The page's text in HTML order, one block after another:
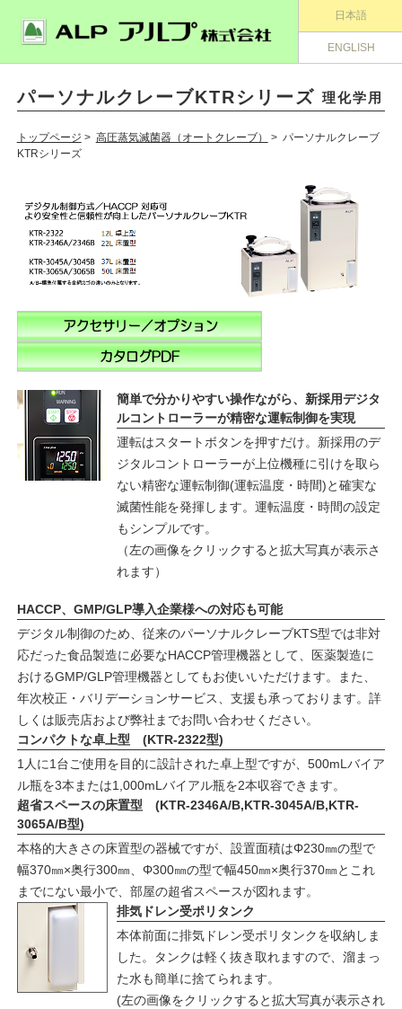
日本語
ENGLISH
パーソナルクレーブKTRシリーズ 理化学用
トップページ > 高圧蒸気滅菌器（オートクレーブ）
> パーソナルクレーブ
KTRシリーズ
簡単で分かりやすい操作ながら、新採用デジタ
ルコントローラーが精密な運転制御を実現
運転はスタートボタンを押すだけ。新採用のデ
ジタルコントローラーが上位機種に引けを取ら
ない精密な運転制御(運転温度・時間)と確実な
滅菌性能を発揮します。運転温度・時間の設定
もシンプルです。
（左の画像をクリックすると拡大写真が表示さ
れます）
HACCP、GMP/GLP導入企業様への対応も可能
デジタル制御のため、従来のパーソナルクレーブKTS型では非対
応だった食品製造に必要なHACCP管理機器として、医薬製造に
おけるGMP/GLP管理機器としてもお使いいただけます。また、
年次校正・バリデーションサービス、支援も承っております。詳
しくは販売店および弊社までお問い合わせください。
コンパクトな卓上型 (KTR-2322型)
1人に1台ご使用を目的に設計された卓上型ですが、500mLバイア
ル瓶を3本または1,000mLバイアル瓶を2本収容できます。
超省スペースの床置型 (KTR-2346A/B,KTR-3045A/B,KTR-
3065A/B型)
本格的大きさの床置型の器械ですが、設置面積はΦ230㎜の型で
幅370㎜×奥行300㎜、Φ300㎜の型で幅450㎜×奥行370㎜とこれ
までにない最小で、部屋の超省スペースが図れます。
排気ドレン受ポリタンク
本体前面に排気ドレン受ポリタンクを収納しま
した。タンクは軽く抜き取れますので、溜まっ
た水も簡単に捨てられます。
(左の画像をクリックすると拡大写真が表示され